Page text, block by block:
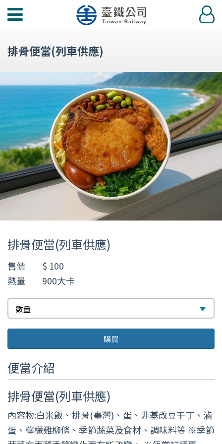
功
單
登
入
排骨便當(列車供應)
排骨便當(列車供應)
售價
$ 100
熱量
900大卡
數量
購買
便當介紹
排骨便當(列車供應)
內容物:白米飯、排骨(臺灣)、蛋、非基改豆干丁、滷
蛋、檸檬雞柳條、季節蔬菜及食材、調味料等 ※季節